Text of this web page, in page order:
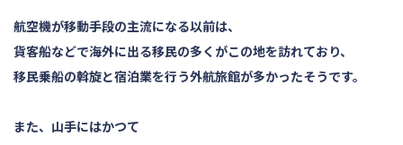
航空機が移動手段の主流になる以前は、
貨客船などで海外に出る移民の多くがこの地を訪れており、
移民乗船の斡旋と宿泊業を行う外航旅館が多かったそうです。
また、山手にはかつて